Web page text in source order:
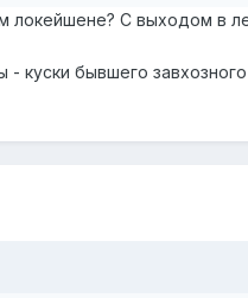
локейшене? С выходом в
куски бывшего завхозного